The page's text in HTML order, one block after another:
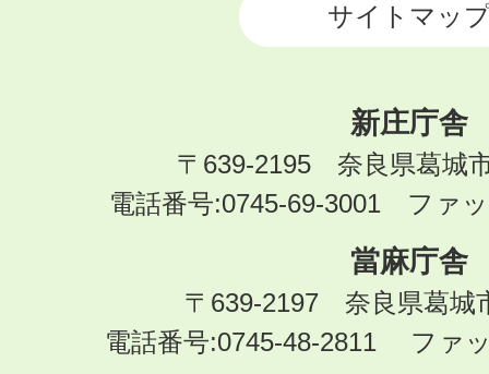
サイトマッ
新庄庁舎
〒639-2195 奈良県葛城
電話番号:0745-69-3001 ファ
當麻庁舎
〒639-2197 奈良県葛城
電話番号:0745-48-2811 ファ